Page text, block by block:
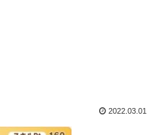
2022.03.01